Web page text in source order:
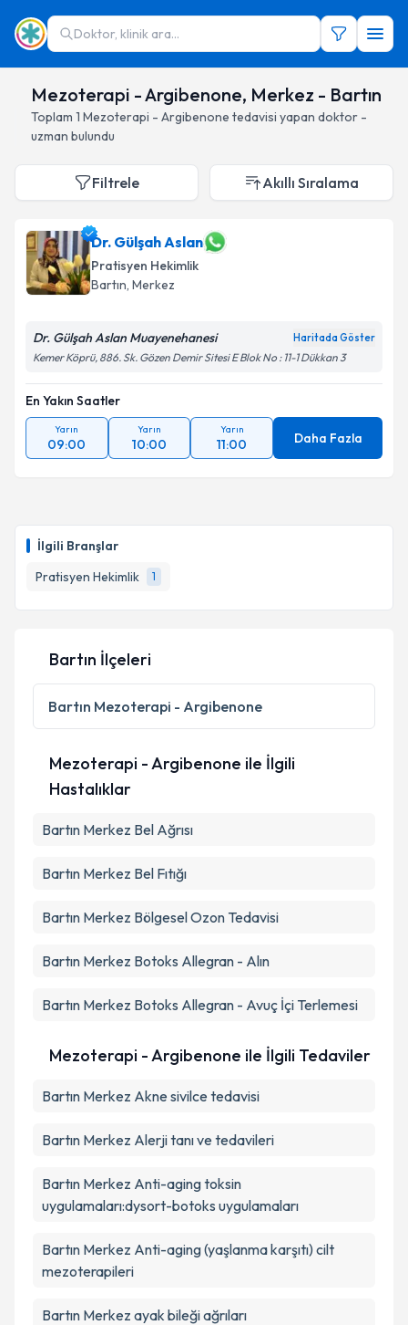
Doktor, klinik ara...
Mezoterapi - Argibenone, Merkez - Bartın
Toplam 1 Mezoterapi - Argibenone tedavisi yapan doktor -
uzman bulundu
İlgili Branşlar
Pratisyen Hekimlik
1
Filtrele Akıllı Sıralama
Dr. Gülşah Aslan
Pratisyen Hekimlik
Bartın, Merkez
Dr. Gülşah Aslan Muayenehanesi Haritada Göster
Kemer Köprü, 886. Sk. Gözen Demir Sitesi E Blok No : 11-1 Dükkan 3
En Yakın Saatler
Yarın
09:00
Yarın
10:00
Yarın
11:00 Daha Fazla
Bartın İlçeleri
Bartın Mezoterapi - Argibenone
Mezoterapi - Argibenone ile İlgili
Hastalıklar
Bartın Merkez Bel Ağrısı
Bartın Merkez Bel Fıtığı
Bartın Merkez Bölgesel Ozon Tedavisi
Bartın Merkez Botoks Allegran - Alın
Bartın Merkez Botoks Allegran - Avuç İçi Terlemesi
Mezoterapi - Argibenone ile İlgili Tedaviler
Bartın Merkez Akne sivilce tedavisi
Bartın Merkez Alerji tanı ve tedavileri
Bartın Merkez Anti-aging toksin
uygulamaları:dysort-botoks uygulamaları
Bartın Merkez Anti-aging (yaşlanma karşıtı) cilt
mezoterapileri
Bartın Merkez ayak bileği ağrıları